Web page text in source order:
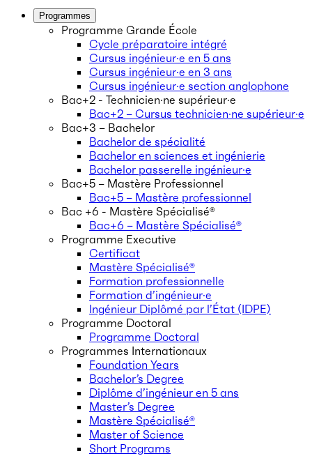
Programmes
Programme Grande École
Cycle préparatoire intégré
Cursus ingénieur·e en 5 ans
Cursus ingénieur·e en 3 ans
Cursus ingénieur·e section anglophone
Bac+2 - Technicien·ne supérieur·e
Bac+2 – Cursus technicien·ne supérieur·e
Bac+3 – Bachelor
Bachelor de spécialité
Bachelor en sciences et ingénierie
Bachelor passerelle ingénieur·e
Bac+5 – Mastère Professionnel
Bac+5 – Mastère professionnel
Bac +6 - Mastère Spécialisé®
Bac+6 – Mastère Spécialisé®
Programme Executive
Certificat
Mastère Spécialisé®
Formation professionnelle
Formation d’ingénieur·e
Ingénieur Diplômé par l’État (IDPE)
Programme Doctoral
Programme Doctoral
Programmes Internationaux
Foundation Years
Bachelor’s Degree
Diplôme d’ingénieur en 5 ans
Master’s Degree
Mastère Spécialisé®
Master of Science
Short Programs